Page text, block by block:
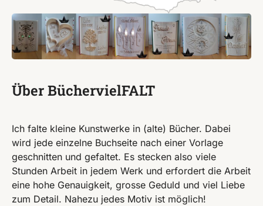
Über BüchervielFALT
Ich falte kleine Kunstwerke in (alte) Bücher. Dabei
wird jede einzelne Buchseite nach einer Vorlage
geschnitten und gefaltet. Es stecken also viele
Stunden Arbeit in jedem Werk und erfordert die Arbeit
eine hohe Genauigkeit, grosse Geduld und viel Liebe
zum Detail. Nahezu jedes Motiv ist möglich!